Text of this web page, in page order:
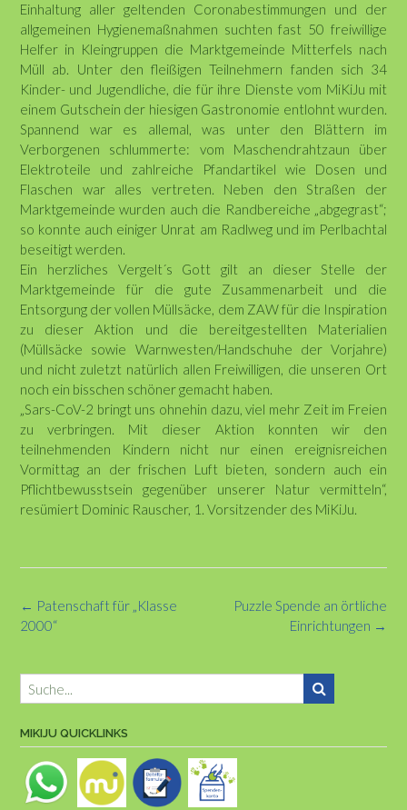
Einhaltung aller geltenden Coronabestimmungen und der
allgemeinen Hygienemaßnahmen suchten fast 50 freiwillige
Helfer in Kleingruppen die Marktgemeinde Mitterfels nach
Müll ab. Unter den fleißigen Teilnehmern fanden sich 34
Kinder- und Jugendliche, die für ihre Dienste vom MiKiJu mit
einem Gutschein der hiesigen Gastronomie entlohnt wurden.
Spannend war es allemal, was unter den Blättern im
Verborgenen schlummerte: vom Maschendrahtzaun über
Elektroteile und zahlreiche Pfandartikel wie Dosen und
Flaschen war alles vertreten. Neben den Straßen der
Marktgemeinde wurden auch die Randbereiche „abgegrast“;
so konnte auch einiger Unrat am Radlweg und im Perlbachtal
beseitigt werden.
Ein herzliches Vergelt´s Gott gilt an dieser Stelle der
Marktgemeinde für die gute Zusammenarbeit und die
Entsorgung der vollen Müllsäcke, dem ZAW für die Inspiration
zu dieser Aktion und die bereitgestellten Materialien
(Müllsäcke sowie Warnwesten/Handschuhe der Vorjahre)
und nicht zuletzt natürlich allen Freiwilligen, die unseren Ort
noch ein bisschen schöner gemacht haben.
„Sars-CoV-2 bringt uns ohnehin dazu, viel mehr Zeit im Freien
zu verbringen. Mit dieser Aktion konnten wir den
teilnehmenden Kindern nicht nur einen ereignisreichen
Vormittag an der frischen Luft bieten, sondern auch ein
Pflichtbewusstsein gegenüber unserer Natur vermitteln“,
resümiert Dominic Rauscher, 1. Vorsitzender des MiKiJu.
Post
navigation
Puzzle Spende an örtliche
Einrichtungen →
← Patenschaft für „Klasse
2000“
MIKIJU QUICKLINKS